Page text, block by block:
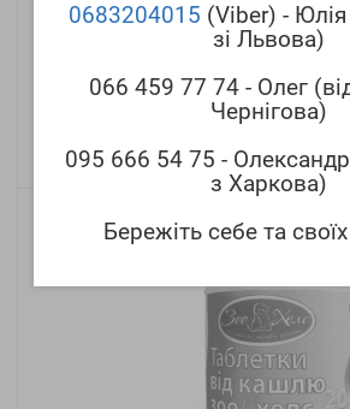
0683204015 (Viber) -
зі Львова)
066 459 77 74 - Олег
Чернігова)
095 666 54 75 -
з Харкова)
Бережіть себе та
Броменгил, 10 мл. (Ветсинтез)